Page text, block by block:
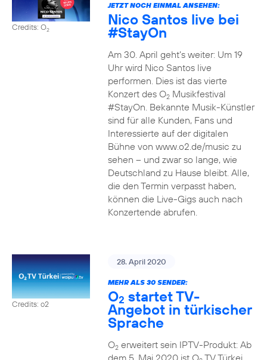
Credits: O2
JETZT NOCH EINMAL ANSEHEN:
Nico Santos live bei
#StayOn
Am 30. April geht’s weiter: Um 19
Uhr wird Nico Santos live
performen. Dies ist das vierte
Konzert des O2Musikfestival
#StayOn. Bekannte Musik-Künstler
sind für alle Kunden, Fans und
Interessierte auf der digitalen
Bühne von www.o2.de/music zu
sehen – und zwar so lange, wie
Deutschland zu Hause bleibt. Alle,
die den Termin verpasst haben,
können die Live-Gigs auch nach
Konzertende abrufen.
Credits: o2
28. April 2020
MEHR ALS 30 SENDER:
O2 startet TV-
Angebot in türkischer
Sprache
O2erweitert sein IPTV-Produkt: Ab
dem 5. Mai 2020 ist O TV Türkei